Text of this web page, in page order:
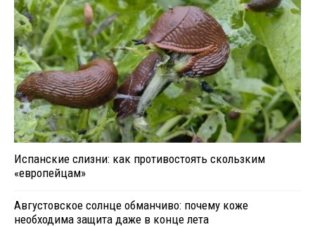
Испанские слизни: как противостоять скользким
«европейцам»
Августовское солнце обманчиво: почему коже
необходима защита даже в конце лета